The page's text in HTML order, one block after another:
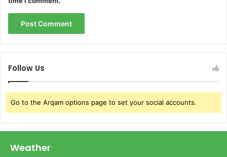
k
e
k
s
p
e
r
a
Follow Us
Go to the Arqam options page to set your social accounts.
Weather